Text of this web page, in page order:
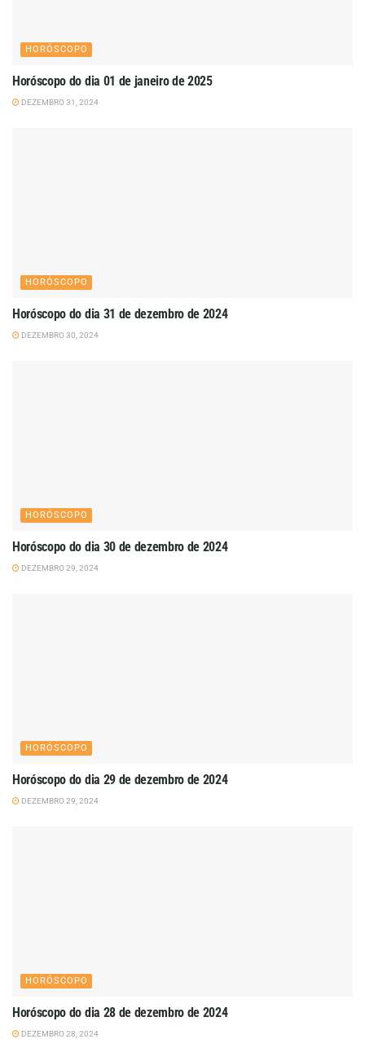
HORÓSCOPO
Horóscopo do dia 01 de janeiro de 2025
DEZEMBRO 31, 2024
HORÓSCOPO
Horóscopo do dia 31 de dezembro de 2024
DEZEMBRO 30, 2024
HORÓSCOPO
Horóscopo do dia 30 de dezembro de 2024
DEZEMBRO 29, 2024
HORÓSCOPO
Horóscopo do dia 29 de dezembro de 2024
DEZEMBRO 29, 2024
HORÓSCOPO
Horóscopo do dia 28 de dezembro de 2024
DEZEMBRO 28, 2024